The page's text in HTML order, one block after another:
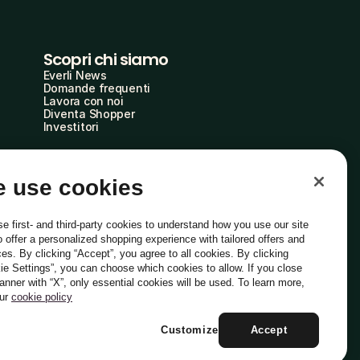
Scopri chi siamo
Everli News
Domande frequenti
Lavora con noi
Diventa Shopper
Investitori
Italiano
use cookies
first- and third-party cookies to understand how you use our site
offer a personalized shopping experience with tailored offers and
By clicking “Accept”, you agree to all cookies. By clicking
Settings”, you can choose which cookies to allow. If you close
with “X”, only essential cookies will be used. To learn more,
cookie policy
Accept
Customize